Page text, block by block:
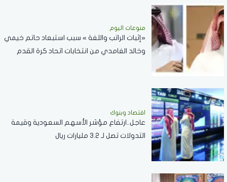
منوعات اليوم
«إثبات الراتب واللغة » سبب استبعاد حاتم خيمي
وخالد الغامدي من انتخابات اتحاد كرة القدم
اقتصاد وبنوك
عاجل..ارتفاع مؤشر الأسهم السعودية وقيمة
التدولات تصل لـ 3.2 مليارات ريال